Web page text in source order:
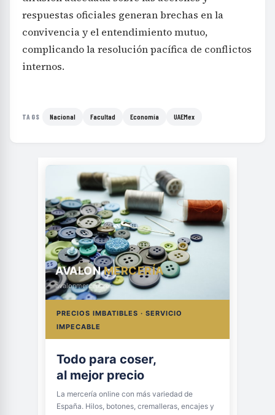
respuestas oficiales generan brechas en la
convivencia y el entendimiento mutuo,
complicando la resolución pacífica de conflictos
internos.
TAGS Nacional Facultad Economía UAEMex
AVALONMERCERÍA
avalonmerceria.es
PRECIOS IMBATIBLES · SERVICIO
IMPECABLE
Todo para coser,
al mejor precio
La mercería online con más variedad de
España. Hilos, botones, cremalleras, encajes y